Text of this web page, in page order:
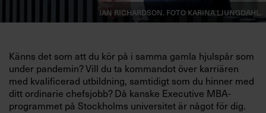
Ian Richardson. Foto Karina Ljungdahl.
Känns det som att du kör på i samma gamla hjulspår som
under pandemin? Vill du ta kommandot över karriären
med kvalificerad utbildning, samtidigt som du hinner med
ditt ordinarie chefsjobb? Då kanske Executive MBA-
programmet på Stockholms universitet är något för dig.